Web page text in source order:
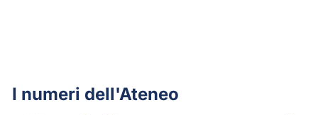
I numeri dell'Ateneo